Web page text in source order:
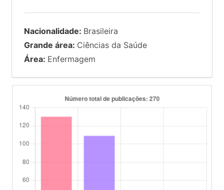
Nacionalidade: Brasileira
Grande área: Ciências da Saúde
Área: Enfermagem